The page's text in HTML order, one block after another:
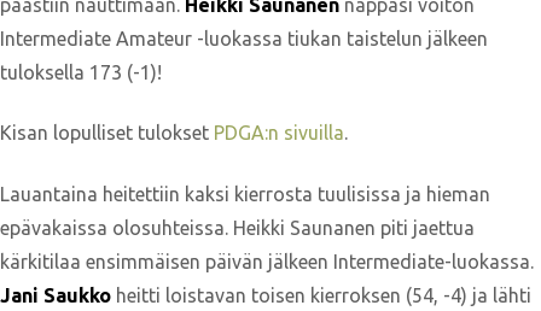
päästiin nauttimaan. Heikki Saunanen nappasi voiton
Intermediate Amateur -luokassa tiukan taistelun jälkeen
tuloksella 173 (-1)!
Kisan lopulliset tulokset PDGA:n sivuilla.
Lauantaina heitettiin kaksi kierrosta tuulisissa ja hieman
epävakaissa olosuhteissa. Heikki Saunanen piti jaettua
kärkitilaa ensimmäisen päivän jälkeen Intermediate-luokassa.
Jani Saukko heitti loistavan toisen kierroksen (54, -4) ja lähti